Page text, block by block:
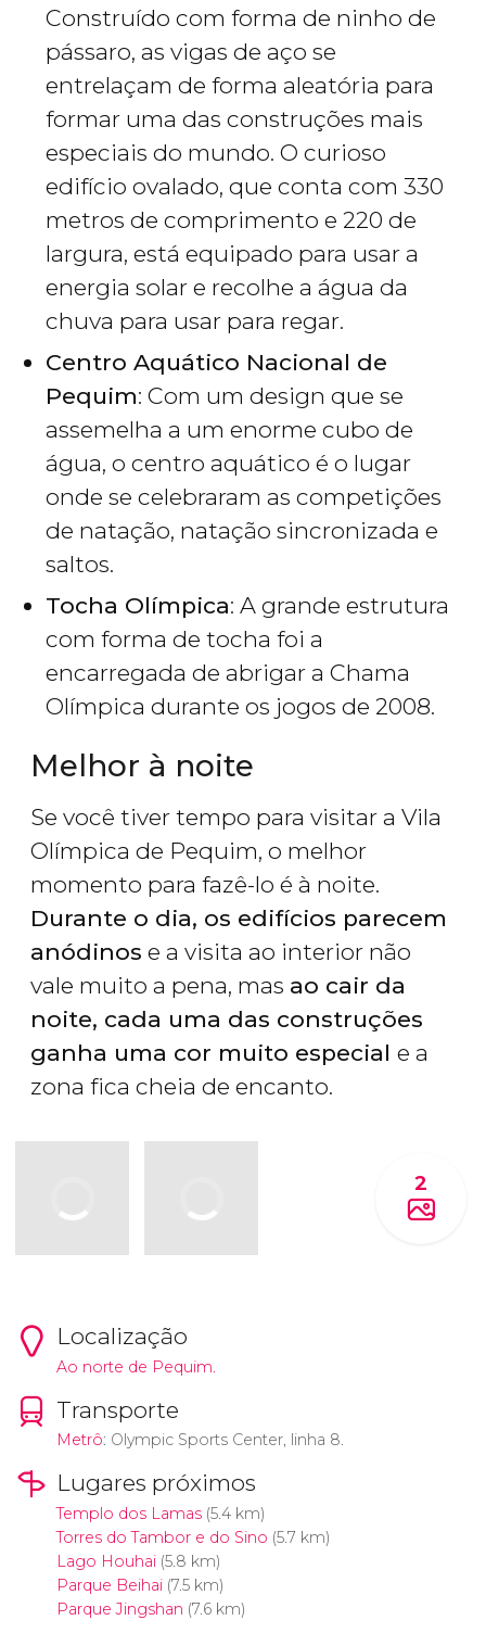
Construído com forma de ninho de
pássaro, as vigas de aço se
entrelaçam de forma aleatória para
formar uma das construções mais
especiais do mundo. O curioso
edifício ovalado, que conta com 330
metros de comprimento e 220 de
largura, está equipado para usar a
energia solar e recolhe a água da
chuva para usar para regar.
Centro Aquático Nacional de
Pequim: Com um design que se
assemelha a um enorme cubo de
água, o centro aquático é o lugar
onde se celebraram as competições
de natação, natação sincronizada e
saltos.
Tocha Olímpica: A grande estrutura
com forma de tocha foi a
encarregada de abrigar a Chama
Olímpica durante os jogos de 2008.
Melhor à noite
Se você tiver tempo para visitar a Vila
Olímpica de Pequim, o melhor
momento para fazê-lo é à noite.
Durante o dia, os edifícios parecem
anódinos e a visita ao interior não
vale muito a pena, mas ao cair da
noite, cada uma das construções
ganha uma cor muito especial e a
zona fica cheia de encanto.
2
Localização
Ao norte de Pequim.
Transporte
Metrô: Olympic Sports Center, linha 8.
Lugares próximos
Templo dos Lamas(5.4 km)
Torres do Tambor e do Sino (5.7 km)
Lago Houhai(5.8 km)
Parque Beihai(7.5 km)
Parque Jingshan (7.6 km)